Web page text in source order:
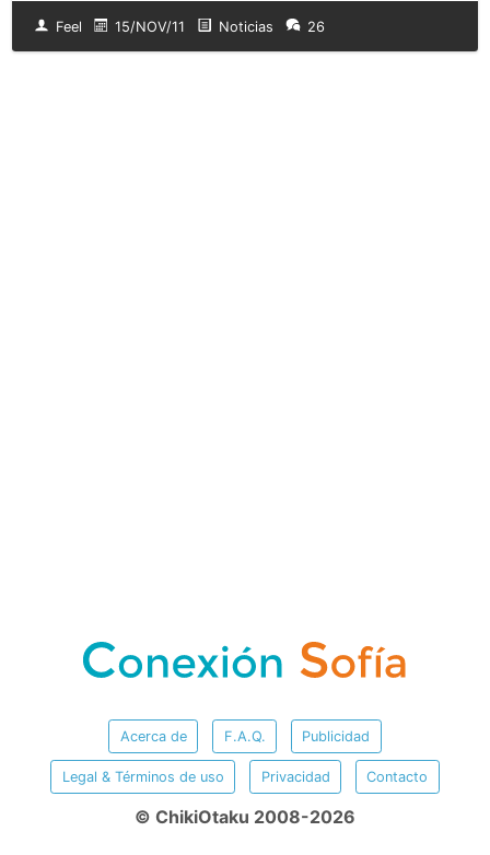
Feel 15/NOV/11 Noticias 26
Acerca de F.A.Q. Publicidad
Legal & Términos de uso Privacidad Contacto
© ChikiOtaku 2008-2026